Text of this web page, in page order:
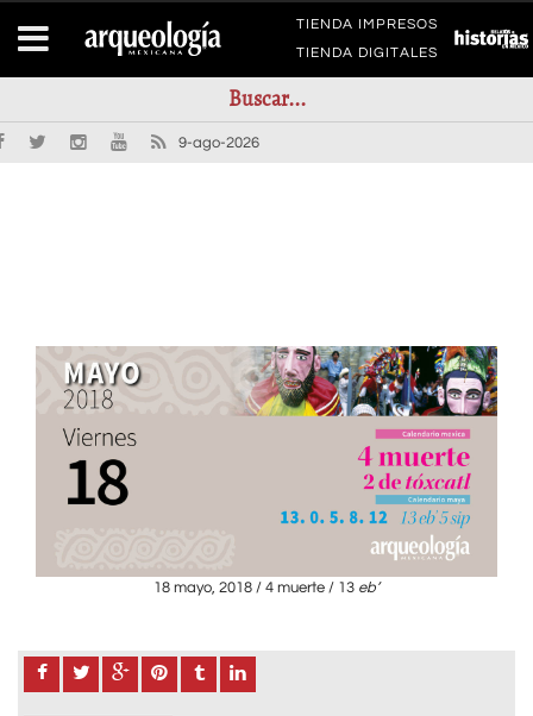
TIENDA IMPRESOS
TIENDA DIGITALES
9-ago-2026
18 mayo, 2018 / 4 muerte / 13 eb’